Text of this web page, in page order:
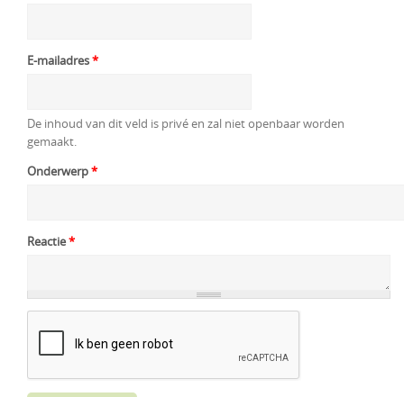
E-mailadres*
De inhoud van dit veld is privé en zal niet openbaar worden
gemaakt.
Onderwerp*
Reactie*